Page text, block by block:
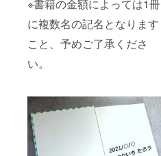
※書籍の金額によっては1冊
に複数名の記名となります
こと、予めご了承くださ
い。